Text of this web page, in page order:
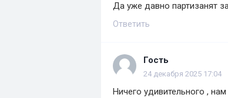
Да уже давно партизанят
Ответить
Гость
24 декабря 2025 17:04
Ничего удивительного ,